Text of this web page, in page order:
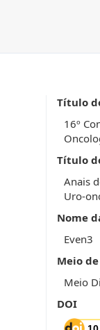
Título
16º
Título
Anais
Uro-
Nome
Even3
Meio
Meio
DOI